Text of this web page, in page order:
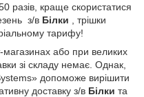
разів, краще скористатися
з/в Білки
, трішки
тарифу!
магазинах або при великих
зі складу немає. Однак,
допоможе вирішити
доставку з/в Білки та